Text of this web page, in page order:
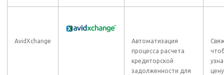
AvidXchange
Автоматизация
процесса расчета
кредиторской
задолженности для